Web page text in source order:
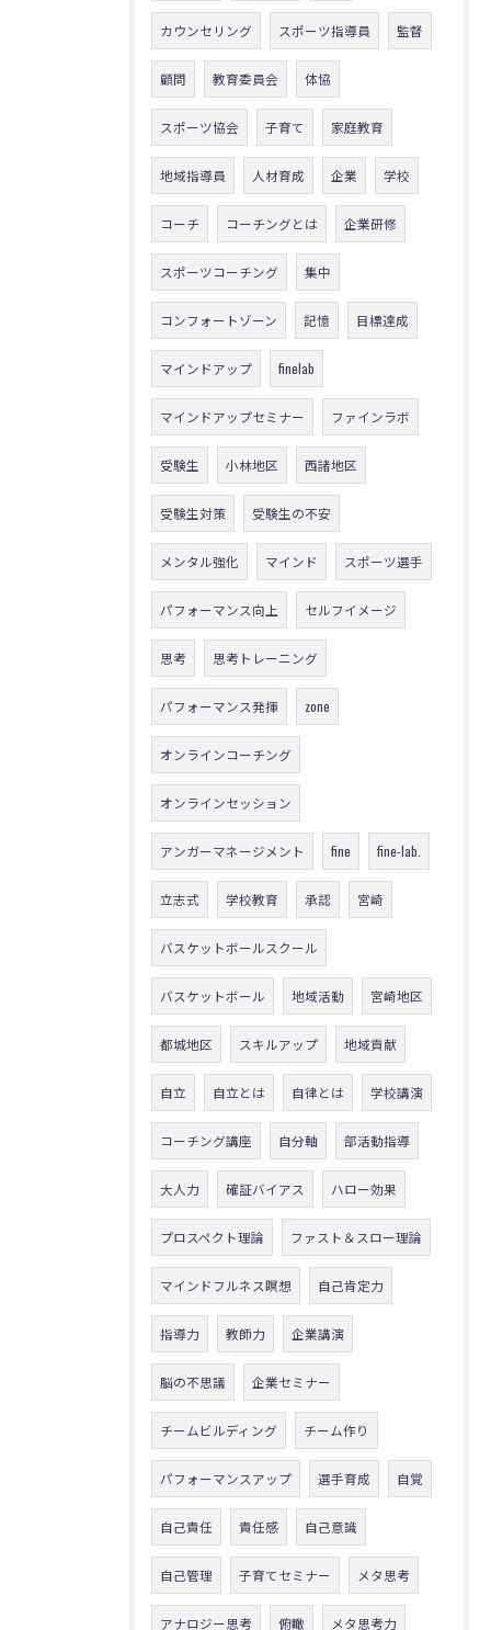
カウンセリング スポーツ指導員 監督
顧問 教育委員会 体協
スポーツ協会 子育て 家庭教育
地域指導員 人材育成 企業 学校
コーチ コーチングとは 企業研修
スポーツコーチング 集中
コンフォートゾーン 記憶 目標達成
マインドアップ finelab
マインドアップセミナー ファインラボ
受験生 小林地区 西諸地区
受験生対策 受験生の不安
メンタル強化 マインド スポーツ選手
パフォーマンス向上 セルフイメージ
思考 思考トレーニング
パフォーマンス発揮 zone
オンラインコーチング
オンラインセッション
アンガーマネージメント fine fine-lab.
立志式 学校教育 承認 宮崎
バスケットボールスクール
バスケットボール 地域活動 宮崎地区
都城地区 スキルアップ 地域貢献
自立 自立とは 自律とは 学校講演
コーチング講座 自分軸 部活動指導
大人力 確証バイアス ハロー効果
プロスペクト理論 ファスト＆スロー理論
マインドフルネス瞑想 自己肯定力
指導力 教師力 企業講演
脳の不思議 企業セミナー
チームビルディング チーム作り
パフォーマンスアップ 選手育成 自覚
自己責任 責任感 自己意識
自己管理 子育てセミナー メタ思考
アナロジー思考 俯瞰 メタ思考力